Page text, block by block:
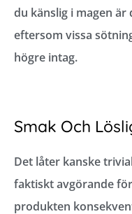
du känslig i magen
eftersom vissa
högre intag.
Smak Och
Det låter kanske
faktiskt avgörande
produkten